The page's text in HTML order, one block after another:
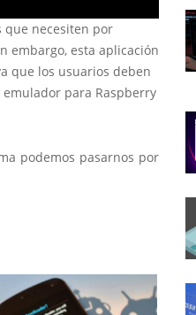
que necesiten por
embargo, esta aplicación
que los usuarios deben
para Raspberry
podemos pasarnos por